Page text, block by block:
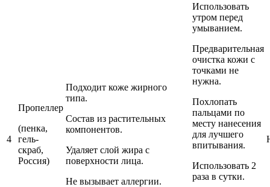
4
Пропеллер
(пенка,
гель-
скраб,
Россия)
Подходит коже жирного
типа.
Состав из растительных
компонентов.
Удаляет слой жира с
поверхности лица.
Не вызывает аллергии.
Использовать
утром перед
умыванием.
Предварительная
очистка кожи с
точками не
нужна.
Похлопать
пальцами по
месту нанесения
для лучшего
впитывания.
Использовать 2
раза в сутки.